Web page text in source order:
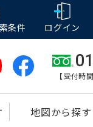
条件 ログイン
【受付時
地図から探す